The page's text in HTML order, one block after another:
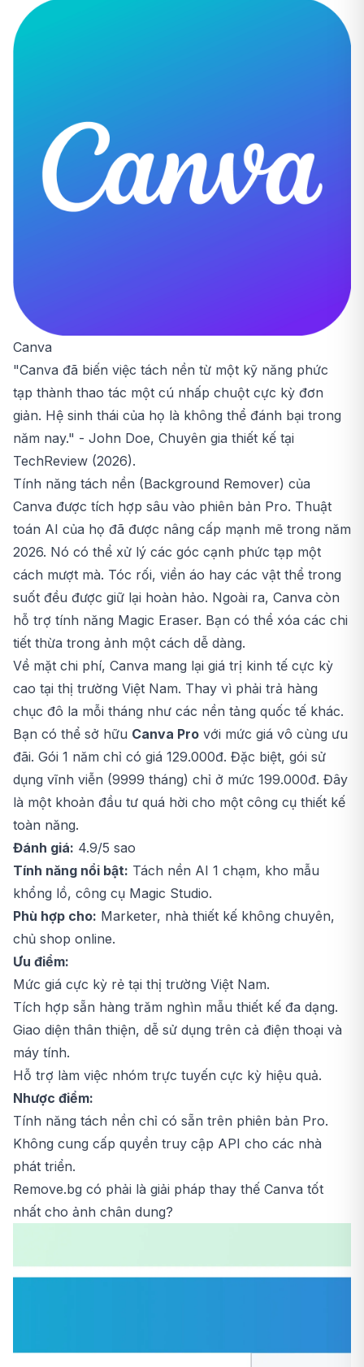
Canva
"Canva đã biến việc tách nền từ một kỹ năng phức
tạp thành thao tác một cú nhấp chuột cực kỳ đơn
giản. Hệ sinh thái của họ là không thể đánh bại trong
năm nay." - John Doe, Chuyên gia thiết kế tại
TechReview (2026).
Tính năng tách nền (Background Remover) của
Canva được tích hợp sâu vào phiên bản Pro. Thuật
toán AI của họ đã được nâng cấp mạnh mẽ trong năm
2026. Nó có thể xử lý các góc cạnh phức tạp một
cách mượt mà. Tóc rối, viền áo hay các vật thể trong
suốt đều được giữ lại hoàn hảo. Ngoài ra, Canva còn
hỗ trợ tính năng Magic Eraser. Bạn có thể xóa các chi
tiết thừa trong ảnh một cách dễ dàng.
Về mặt chi phí, Canva mang lại giá trị kinh tế cực kỳ
cao tại thị trường Việt Nam. Thay vì phải trả hàng
chục đô la mỗi tháng như các nền tảng quốc tế khác.
Bạn có thể sở hữu Canva Pro với mức giá vô cùng ưu
đãi. Gói 1 năm chỉ có giá 129.000đ. Đặc biệt, gói sử
dụng vĩnh viễn (9999 tháng) chỉ ở mức 199.000đ. Đây
là một khoản đầu tư quá hời cho một công cụ thiết kế
toàn năng.
Đánh giá: 4.9/5 sao
Tính năng nổi bật: Tách nền AI 1 chạm, kho mẫu
khổng lồ, công cụ Magic Studio.
Phù hợp cho: Marketer, nhà thiết kế không chuyên,
chủ shop online.
Ưu điểm:
Mức giá cực kỳ rẻ tại thị trường Việt Nam.
Tích hợp sẵn hàng trăm nghìn mẫu thiết kế đa dạng.
Giao diện thân thiện, dễ sử dụng trên cả điện thoại và
máy tính.
Hỗ trợ làm việc nhóm trực tuyến cực kỳ hiệu quả.
Nhược điểm:
Tính năng tách nền chỉ có sẵn trên phiên bản Pro.
Không cung cấp quyền truy cập API cho các nhà
phát triển.
Remove.bg có phải là giải pháp thay thế Canva tốt
nhất cho ảnh chân dung?